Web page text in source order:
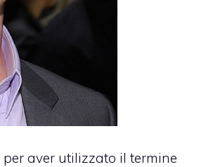
aver utilizzato il termine